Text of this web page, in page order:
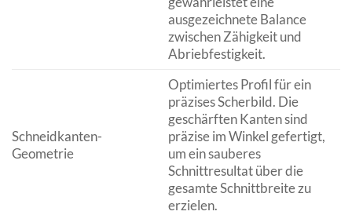
ausgezeichnete Balance
zwischen Zähigkeit und
Abriebfestigkeit.
Schneidkanten-
Geometrie
Optimiertes Profil für ein
präzises Scherbild. Die
geschärften Kanten sind
präzise im Winkel gefertigt,
um ein sauberes
Schnittresultat über die
gesamte Schnittbreite zu
erzielen.